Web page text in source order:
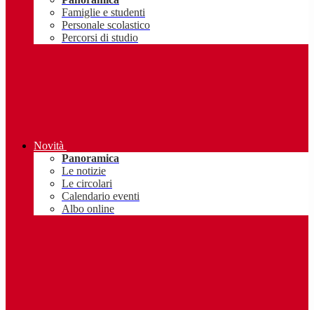
Famiglie e studenti
Personale scolastico
Percorsi di studio
Novità
Panoramica
Le notizie
Le circolari
Calendario eventi
Albo online